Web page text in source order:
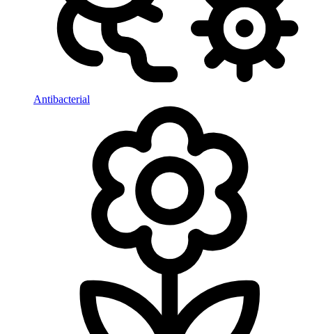
Antibacterial